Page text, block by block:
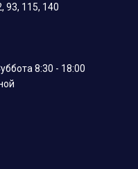
93, 115, 140
8:30 - 18:00